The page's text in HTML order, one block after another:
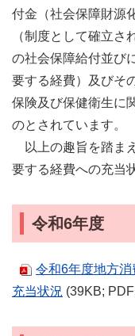
付金（社会保障財源
（制度として確立さ
の社会保障給付並び
要する経費）及びそ
保険及び保健衛生に
のとされています。
以上の趣旨を踏ま
要する経費への充当
令和6年度
令和6年度地方
充当状況 (39KB;